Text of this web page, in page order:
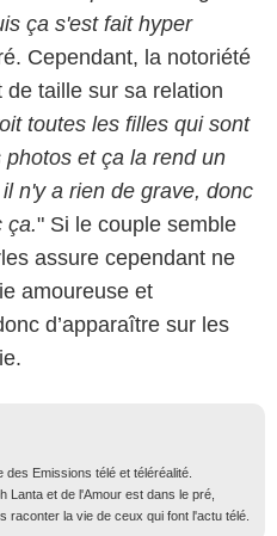
ça s'est fait hyper
Cependant, la notoriété
taille sur sa relation
toutes les filles qui sont
et ça la rend un
n'y a rien de grave, donc
ça." Si le couple semble
assure cependant ne
amoureuse et
d’apparaître sur les
Emissions télé et téléréalité.
Lanta et de l'Amour est dans le pré,
raconter la vie de ceux qui font l'actu télé.